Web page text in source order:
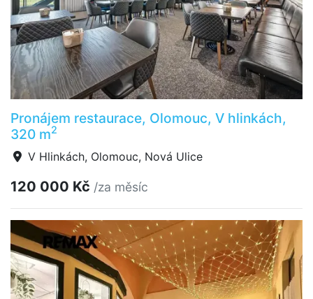
Pronájem restaurace, Olomouc, V hlinkách,
320 m2
V Hlinkách, Olomouc, Nová Ulice
120 000 Kč /za měsíc